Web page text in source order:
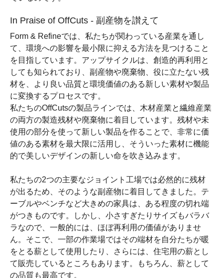
In Praise of OffCuts - 副産物を讃えて
Form & Refineでは、私たちが関わっている産業を通し
て、環境への影響を最小限に抑える方法を見つけること
を目指しています。アップサイクルは、創造的再利用と
しても知られており、副産物や廃棄物、役に立たない残
材を、より良い品質と環境価値のある新しい素材や製品
に変換するプロセスです。
私たちのOffCutsの製品ラインでは、木材産業と繊維産業
の両方の製造残材や廃棄物に着目しています。残材や未
使用の部分を使って新しい製品を作ることで、非常に価
値のある素材を最大限に活用し、そういった素材に機能
的で美しいデザインの新しい命を吹き込みます。
私たちの2つの主要なジョイント工場では必然的に残材
が出るため、そのような副産物に着目してきました。テ
ーブルやベンチなど大きめの家具は、ある程度の切れ端
がつきものです。しかし、小さすぎたりサイズもバラバ
ラなので、一般的には、ほぼ再利用の価値がありませ
ん。そこで、一部の作業場ではその端材を自分たちが暖
をとる薪として使用したり、さらには、住宅用の薪とし
て販売しているところもあります。もちろん、薪として
の品質も最高です。